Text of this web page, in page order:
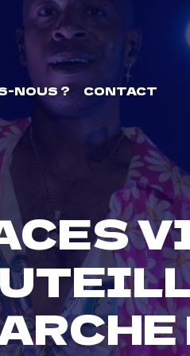
NOUS ? CONTACT